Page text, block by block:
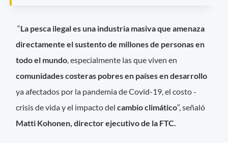
“La pesca ilegal es una industria masiva que amenaza
directamente el sustento de millones de personas en
todo el mundo , especialmente las que viven en
comunidades costeras pobres en países en desarrollo
ya afectados por la pandemia de Covid-19, el costo -
crisis de vida y el impacto delcambio climático”, señaló
Matti Kohonen, director ejecutivo de la FTC.